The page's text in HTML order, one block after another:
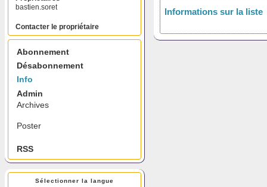
bastien.soret
Contacter le propriétaire
Abonnement
Désabonnement
Info
Admin
Archives
Poster
RSS
Sélectionner la langue
Informations sur la liste